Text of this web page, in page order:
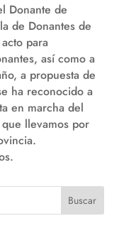
Donante de
de Donantes de
para
así como a
a propuesta de
ha reconocido a
en marcha del
llevamos por
Buscar